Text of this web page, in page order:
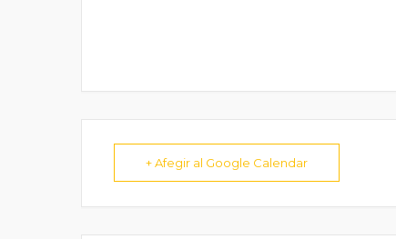
+ Afegir al Google Calendar